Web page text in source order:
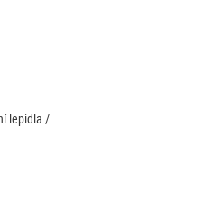
lepidla /